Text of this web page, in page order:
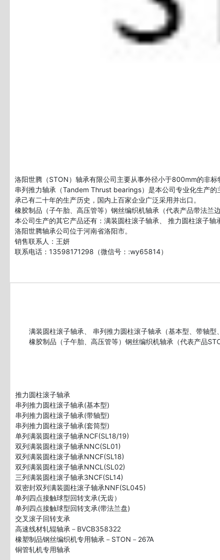
洛阳世腾（STON）轴承有限公司主要从事外径小于800mm的非
串列推力轴承（Tandem Thrust bearings）是本公司专业化生产
承己有二十年的生产历史，国内上百家企业广泛采用并出口。
橡胶制品（子午胎、高压管等）钢丝编织机轴承（代表产品带法
本公司生产的其它产品还有：满装圆柱滚子轴承、 推力圆柱滚子
洛阳世腾轴承公司位于河南省洛阳市。
销售联系人：王妍
联系电话：13598171298（微信号：:wy65814）
推力圆柱滚子轴承
串列推力圆柱滚子轴承(基本型)
串列推力圆柱滚子轴承(带轴型)
串列推力圆柱滚子轴承(套筒型)
单列满装圆柱滚子轴承NCF(SL18/19)
双列满装圆柱滚子轴承NNC(SL01)
双列满装圆柱滚子轴承NNCF(SL18)
双列满装圆柱滚子轴承NNCL(SL02)
三列满装圆柱滚子轴承3NCF(SL14)
双密封双列满装圆柱滚子轴承NNF(SL045)
单列四点接触球型回转支承(无齿）
单列四点接触球型回转支承(带法兰盘)
交叉滚子回转支承
高速线材轧辊轴承－BVCB358322
橡塑制品钢丝编织机专用轴承－STON－267A